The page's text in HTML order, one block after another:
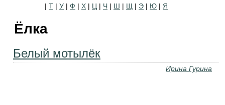
| Т | У | Ф | Х | Ц | Ч | Ш | Щ | Э | Ю | Я
Ёлка
Белый мотылёк
Ирина Гурина